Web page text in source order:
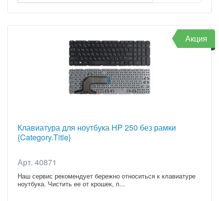
Клавиатура для ноутбука HP 250 без рамки
{Category.Title}
Арт. 40871
Наш сервис рекомендует бережно относиться к клавиатуре
ноутбука. Чистить ее от крошек, п...
Акция